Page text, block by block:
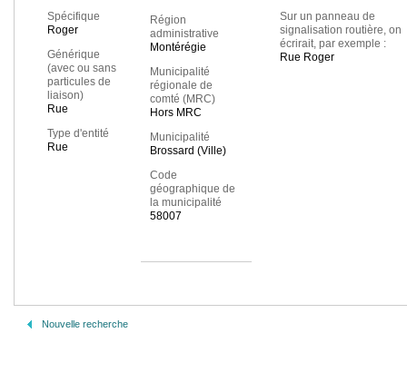
Spécifique
Roger
Générique
(avec ou sans
particules de
liaison)
Rue
Type d'entité
Rue
Région
administrative
Montérégie
Municipalité
régionale de
comté (MRC)
Hors MRC
Municipalité
Brossard (Ville)
Code
géographique de
la municipalité
58007
Sur un panneau de
signalisation routière, on
écrirait, par exemple :
Rue Roger
Nouvelle recherche